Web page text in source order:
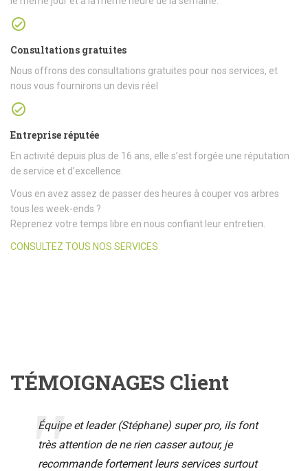
Consultations gratuites
Nous offrons des consultations gratuites pour nos services, et
nous vous fournirons un devis réel
Entreprise réputée
En activité depuis plus de 16 ans, elle s’est forgée une réputation
de service et d’excellence.
Vous en avez assez de passer des heures à couper vos arbres
tous les week-ends ?
Reprenez votre temps libre en nous confiant leur entretien.
CONSULTEZ TOUS NOS SERVICES
TÉMOIGNAGES Client
Équipe et leader (Stéphane) super pro, ils font
très attention de ne rien casser autour, je
recommande fortement leurs services surtout